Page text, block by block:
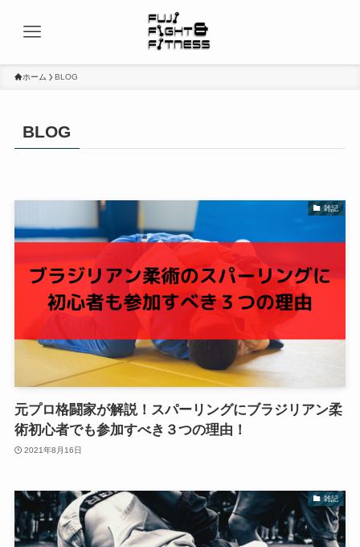
ホーム BLOG
BLOG
雑記
元プロ格闘家が解説！スパーリングにブラジリアン柔
術初心者でも参加すべき３つの理由！
2021年8月16日
雑記